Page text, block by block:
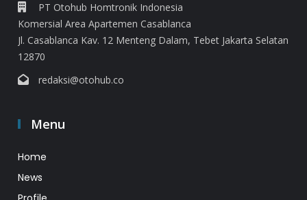
PT Otohub Homtronik Indonesia
Komersial Area Apartemen Casablanca
Jl. Casablanca Kav. 12 Menteng Dalam, Tebet Jakarta Selatan
12870
redaksi@otohub.co
Menu
Home
News